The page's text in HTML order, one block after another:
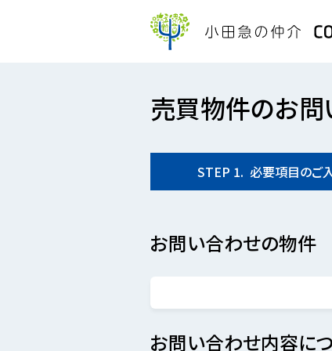
売買物件のお問
STEP 1. 必要項目のご
お問い合わせの物件
お問い合わせ内容に